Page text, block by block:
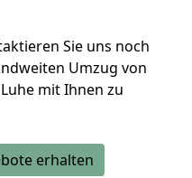
Sie uns noch
Umzug von
mit Ihnen zu
erhalten